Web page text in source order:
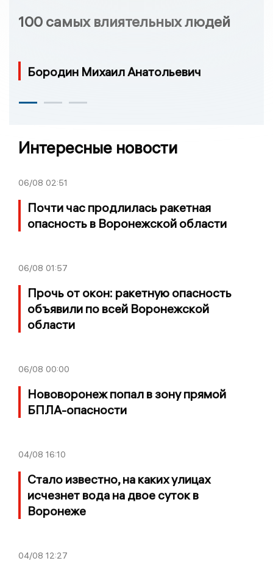
100 самых влиятельных людей
Бородин Михаил Анатольевич
Интересные новости
06/08 02:51
Почти час продлилась ракетная
опасность в Воронежской области
06/08 01:57
Прочь от окон: ракетную опасность
объявили по всей Воронежской
области
06/08 00:00
Нововоронеж попал в зону прямой
БПЛА-опасности
04/08 16:10
Стало известно, на каких улицах
исчезнет вода на двое суток в
Воронеже
04/08 12:27